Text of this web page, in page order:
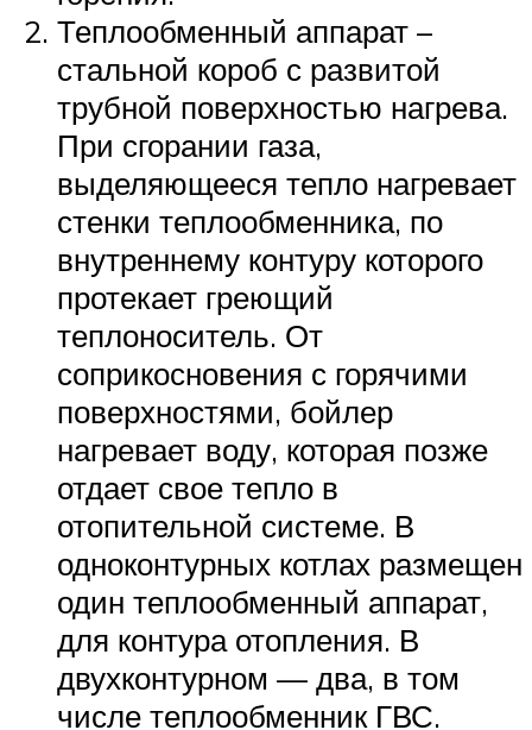
Теплообменный аппарат –
стальной короб с развитой
трубной поверхностью нагрева.
При сгорании газа,
выделяющееся тепло нагревает
стенки теплообменника, по
внутреннему контуру которого
протекает греющий
теплоноситель. От
соприкосновения с горячими
поверхностями, бойлер
нагревает воду, которая позже
отдает свое тепло в
отопительной системе. В
одноконтурных котлах размещен
один теплообменный аппарат,
для контура отопления. В
двухконтурном — два, в том
числе теплообменник ГВС.